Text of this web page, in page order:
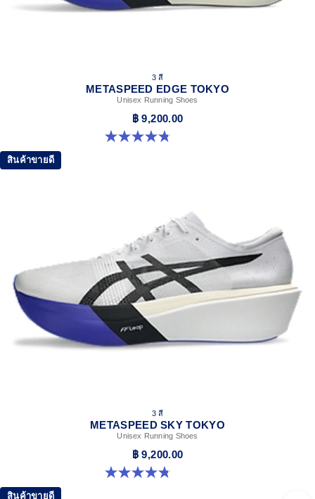
3 สี
METASPEED EDGE TOKYO
Unisex Running Shoes
฿ 9,200.00
4.8 จาก 5 ดาว 469 รีวิว
สินค้าขายดี
3 สี
METASPEED SKY TOKYO
Unisex Running Shoes
฿ 9,200.00
4.8 จาก 5 ดาว 348 รีวิว
สินค้าขายดี